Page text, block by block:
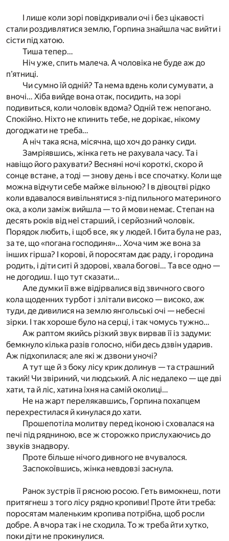
І лише коли зорі повідкривали очі і без цікавості
стали роздивлятися землю, Горпина знайшла час вийти і
сісти під хатою.
Тиша тепер…
Ніч уже, спить малеча. А чоловіка не буде аж до
п’ятниці.
Чи сумно їй одній? Та нема вдень коли сумувати, а
вночі… Хіба вийде вона отак, посидить, на зорі
подивиться, коли чоловік вдома? Одній теж непогано.
Спокійно. Ніхто не кпинить тебе, не дорікає, нікому
догоджати не треба…
А ніч така ясна, місячна, що хоч до ранку сиди.
Замріявшись, жінка геть не рахувала часу. Та і
навіщо його рахувати? Весняні ночі короткі, скоро й
сонце встане, а тоді — знову день і все спочатку. Коли ще
можна відчути себе майже вільною? І в дівоцтві рідко
коли вдавалося вивільнятися з-під пильного материного
ока, а коли заміж вийшла — то й мови немає. Степан на
десять років від неї старший, і серйозний чоловік.
Порядок любить, і щоб все, як у людей. І бита була не раз,
за те, що «погана господиня»… Хоча чим же вона за
інших гірша? І корові, й поросятам дає раду, і городина
родить, і діти ситі й здорові, хвала богові… Та все одно —
не догодиш. І що тут сказати…
Але думки її вже відірвалися від звичного свого
кола щоденних турбот і злітали високо — високо, аж
туди, де дивилися на землю янгольські очі — небесні
зірки. І так хороше було на серці, і так чомусь тужно…
Аж раптом якийсь різкий звук вирвав її із задуми:
бемкнуло кілька разів голосно, ніби десь дзвін ударив.
Аж підхопилася; але які ж дзвони уночі?
А тут ще й з боку лісу крик долинув — та страшний
такий! Чи звіриний, чи людський. А ліс недалеко — ще дві
хати, та й ліс, хатина їхня на самій околиці…
Не на жарт перелякавшись, Горпина похапцем
перехрестилася й кинулася до хати.
Прошепотіла молитву перед іконою і сховалася на
печі під рядниною, все ж сторожко прислухаючись до
звуків знадвору.
Проте більше нічого дивного не вчувалося.
Заспокоївшись, жінка невдовзі заснула.
Ранок зустрів її рясною росою. Геть вимокнеш, поти
притягнеш з того лісу рядно кропиви! Проте йти треба:
поросятам маленьким кропива потрібна, щоб росли
добре. А вчора так і не сходила. То ж треба йти хутко,
поки діти не прокинулися.